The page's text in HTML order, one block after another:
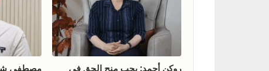
روكن أحمد: يجب منح الحق في
مصطفى